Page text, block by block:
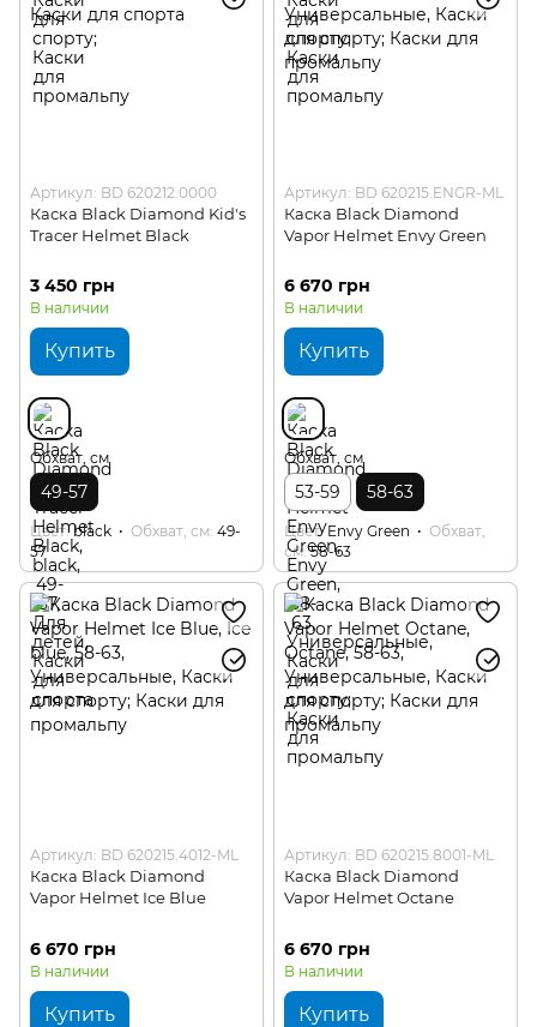
Артикул: BD 620212.0000
Каска Black Diamond Kid's
Tracer Helmet Black
3 450 грн
В наличии
Купить
Обхват, см
49-57
Цвет black Обхват, см 49-
57
Артикул: BD 620215.ENGR-ML
Каска Black Diamond
Vapor Helmet Envy Green
6 670 грн
В наличии
Купить
Обхват, см
53-59 58-63
Цвет Envy Green
Обхват,
см 58-63
Артикул: BD 620215.4012-ML
Каска Black Diamond
Vapor Helmet Ice Blue
6 670 грн
В наличии
Купить
Артикул: BD 620215.8001-ML
Каска Black Diamond
Vapor Helmet Octane
6 670 грн
В наличии
Купить